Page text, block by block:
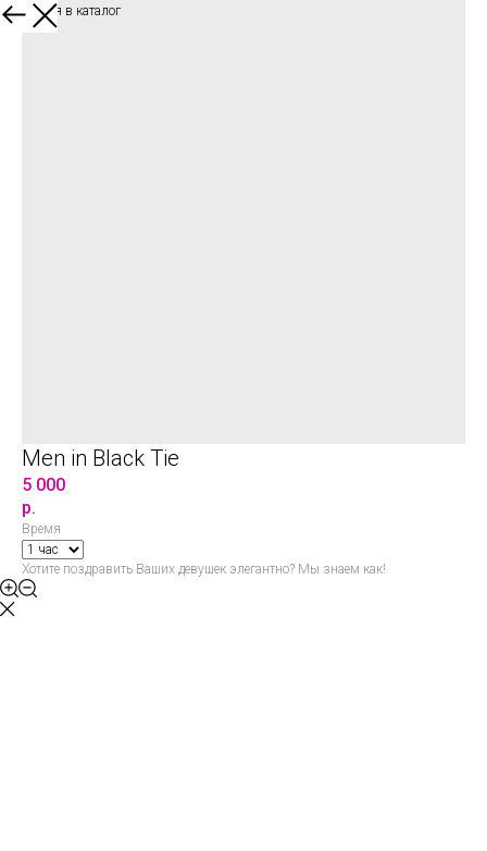
Вернуться в каталог
Men in Black Tie
5 000
р.
Время
Хотите поздравить Ваших девушек элегантно? Мы знаем как!